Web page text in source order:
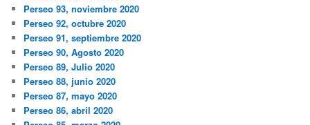
Perseo 93, noviembre 2020
Perseo 92, octubre 2020
Perseo 91, septiembre 2020
Perseo 90, Agosto 2020
Perseo 89, Julio 2020
Perseo 88, junio 2020
Perseo 87, mayo 2020
Perseo 86, abril 2020